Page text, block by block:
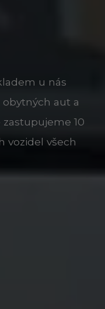
u nás
obytných aut a
zastupujeme 10
vozidel všech